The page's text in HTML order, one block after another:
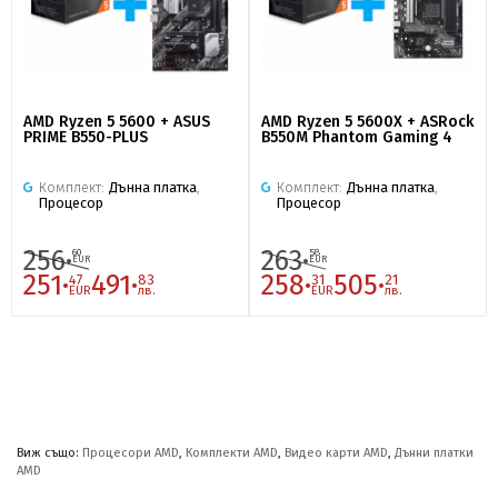
AMD Ryzen 5 5600 + ASUS
PRIME B550-PLUS
Комплект: Дънна платка,
Процесор
256·60
EUR
251·47
EUR491·83
лв.
AMD Ryzen 5 5600X + ASRock
B550M Phantom Gaming 4
Комплект: Дънна платка,
Процесор
263·58
EUR
258·31
EUR505·21
лв.
Виж също: Процесори AMD, Комплекти AMD, Видео карти AMD, Дънни платки
AMD